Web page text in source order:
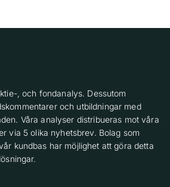
, och fondanalys. Dessutom
och utbildningar med
Våra analyser distribueras mot våra
via 5 olika nyhetsbrev. Bolag som
kundbas har möjlighet att göra detta